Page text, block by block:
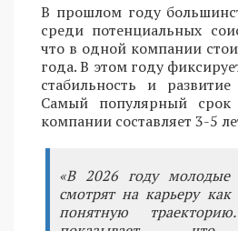
В прошлом году
среди потенциальных
что в одной компании
года. В этом году
стабильность и
Самый популярный
компании составляет 3-5
«В 2026 году
смотрят на карьеру
понятную